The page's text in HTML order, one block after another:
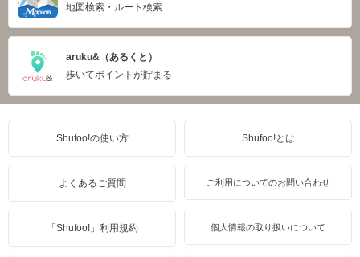
地図検索・ルート検索
aruku&（あるくと）
歩いてポイントが貯まる
Shufoo!の使い方 Shufoo!とは
よくあるご質問 ご利用についてのお問い合わせ
「Shufoo!」利用規約 個人情報の取り扱いについて